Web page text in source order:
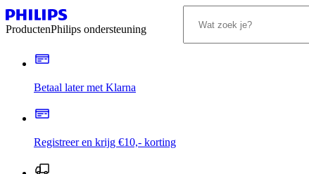
ProductenPhilips ondersteuning
Betaal later met Klarna
Registreer en krijg €10,- korting